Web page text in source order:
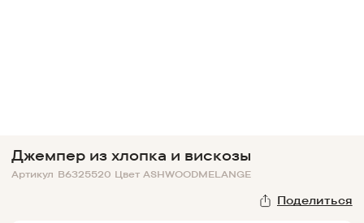
Джемпер из хлопка и вискозы
Артикул B6325520 Цвет ASHWOODMELANGE
Поделиться